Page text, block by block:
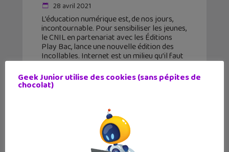
28 avril 2021
L’éducation numérique est, de nos jours,
incontournable. Pour sensibiliser les jeunes,
le CNIL en partenariat avec les Éditions
Play Bac, lance une nouvelle édition des
Incollables. Internet est un milieu qu’il faut
apprendre à connaitre pour
Geek Junior utilise des cookies (sans pépites de
chocolat)